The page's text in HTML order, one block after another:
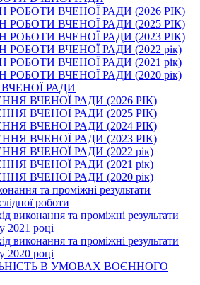
РОБОТИ ВЧЕНОЇ РАДИ (2026 РІК)
РОБОТИ ВЧЕНОЇ РАДИ (2025 РІК)
РОБОТИ ВЧЕНОЇ РАДИ (2023 РІК)
РОБОТИ ВЧЕНОЇ РАДИ (2022 рік)
РОБОТИ ВЧЕНОЇ РАДИ (2021 рік)
РОБОТИ ВЧЕНОЇ РАДИ (2020 рік)
РАДИ
ВЧЕНОЇ РАДИ (2026 РІК)
ВЧЕНОЇ РАДИ (2025 РІК)
ВЧЕНОЇ РАДИ (2024 РІК)
ВЧЕНОЇ РАДИ (2023 РІК)
ВЧЕНОЇ РАДИ (2022 рік)
ВЧЕНОЇ РАДИ (2021 рік)
ВЧЕНОЇ РАДИ (2020 рік)
та проміжні результати
роботи
виконання та проміжні результати
2021 році
виконання та проміжні результати
2020 році
В УМОВАХ ВОЄННОГО